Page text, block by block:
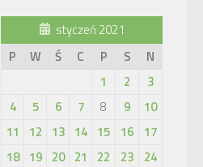
styczeń 2021
P
W Ś C P S
N
1
2
3
4
5 6 7 8 9
10
11
12 13 14 15 16
17
18 19 20 21 22 23
24